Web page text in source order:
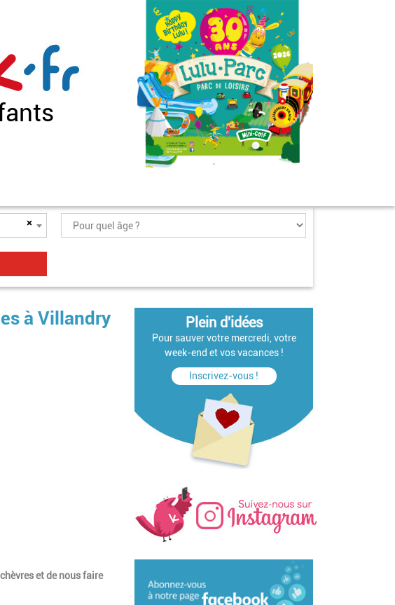
×
à Villandry
et de nous faire
Plein d'idées
Pour sauver votre mercredi, votre
week-end et vos vacances !
Inscrivez-vous !